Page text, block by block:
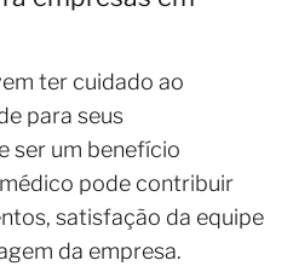
ter cuidado ao
para seus
ser um benefício
pode contribuir
satisfação da equipe
da empresa.